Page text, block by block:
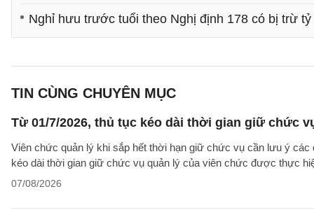
Nghỉ hưu trước tuổi theo Nghị định 178 có bị trừ
TIN CÙNG CHUYÊN MỤC
Từ 01/7/2026, thủ tục kéo dài thời gian giữ chức
Viên chức quản lý khi sắp hết thời hạn giữ chức vụ cần lưu ý
kéo dài thời gian giữ chức vụ quản lý của viên chức được thực
07/08/2026